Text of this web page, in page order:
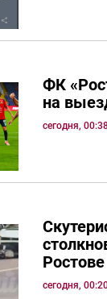
ФК
на
сегодня,
Ростове
сегодня,